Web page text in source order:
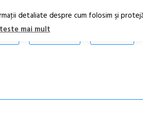
detaliate despre cum folosim şi
mai mult